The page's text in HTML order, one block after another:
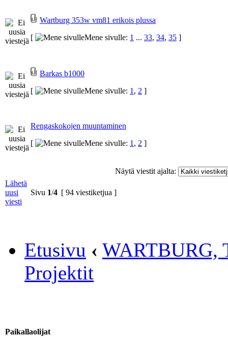
Wartburg 353w vm81 erikois plussa
[
Mene sivulle: 1 ... 33, 34, 35 ]
Barkas b1000
[
Mene sivulle: 1, 2 ]
Rengaskokojen muuntaminen
[
Mene sivulle: 1, 2 ]
Näytä viestit ajalta:
Lähetä
uusi
viesti
Sivu 1/4 [ 94 viestiketjua ]
Etusivu ‹ WARTBURG,
Projektit
Paikallaolijat